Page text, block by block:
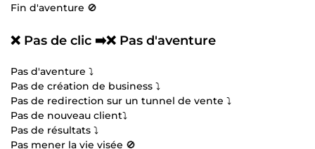
Fin d'aventure 🚫
❌ Pas de clic ➡️❌ Pas d'aventure
Pas d'aventure ⤵️
Pas de création de business ⤵️
Pas de redirection sur un tunnel de vente ⤵️
Pas de nouveau client⤵️
Pas de résultats ⤵️
Pas mener la vie visée 🚫